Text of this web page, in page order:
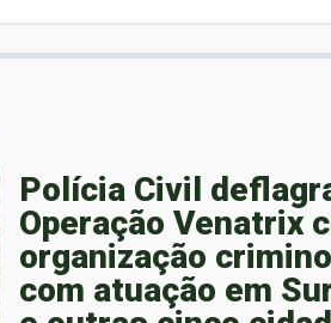
Polícia Civil
Operação Venatrix
organização
com atuação em